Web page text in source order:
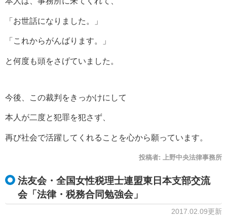
「お世話になりました。」
「これからがんばります。」
と何度も頭をさげていました。
今後、この裁判をきっかけにして
本人が二度と犯罪を犯さず、
再び社会で活躍してくれることを心から願っています。
投稿者: 上野中央法律事務所
法友会・全国女性税理士連盟東日本支部交流
会「法律・税務合同勉強会」
2017.02.09更新